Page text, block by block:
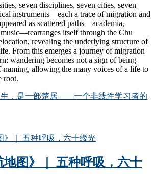
seven disciplines, seven cities, seven
instruments—each a trace of migration and
as scattered paths—academia,
itself through the Chu
revealing the underlying structure of
From this emerges a journey of migration
wandering becomes not a sign of being
naming, allowing the many voices of a life to
root.
生，是一部楚居——一个非线性学习者的
地图》｜ 五种呼吸，六十